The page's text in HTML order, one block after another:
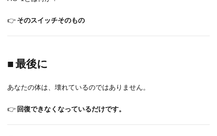
👉 そのスイッチそのもの
■ 最後に
あなたの体は、壊れているのではありません。
👉 回復できなくなっているだけです。